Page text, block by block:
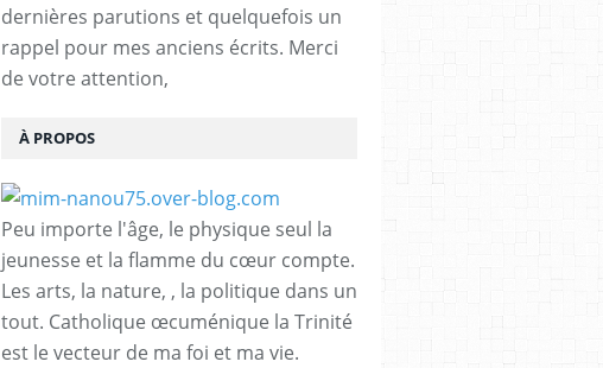
dernières parutions et quelquefois un
rappel pour mes anciens écrits. Merci
de votre attention,
À PROPOS
Peu importe l'âge, le physique seul la
jeunesse et la flamme du cœur compte.
Les arts, la nature, , la politique dans un
tout. Catholique œcuménique la Trinité
est le vecteur de ma foi et ma vie.